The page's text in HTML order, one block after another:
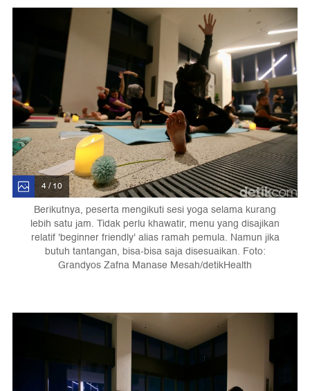
4 / 10
Berikutnya, peserta mengikuti sesi yoga selama kurang
lebih satu jam. Tidak perlu khawatir, menu yang disajikan
relatif 'beginner friendly' alias ramah pemula. Namun jika
butuh tantangan, bisa-bisa saja disesuaikan. Foto:
Grandyos Zafna Manase Mesah/detikHealth